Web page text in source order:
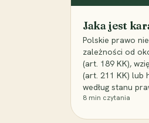
Jaka jest
Polskie prawo
zależności od
(art. 189 KK),
(art. 211 KK) lub
według stanu
8 min czytania